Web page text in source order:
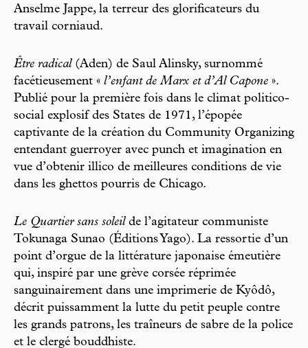
Anselme Jappe, la terreur des glorificateurs du
travail corniaud.
Être radical(Aden) de Saul Alinsky, surnommé
facétieusement « l’enfant de Marx et d’Al Capone ».
Publié pour la première fois dans le climat politico-
social explosif des States de 1971, l’épopée
captivante de la création du Community Organizing
entendant guerroyer avec punch et imagination en
vue d’obtenir illico de meilleures conditions de vie
dans les ghettos pourris de Chicago.
Le Quartier sans soleilde l’agitateur communiste
Tokunaga Sunao (Éditions Yago). La ressortie d’un
point d’orgue de la littérature japonaise émeutière
qui, inspiré par une grève corsée réprimée
sanguinairement dans une imprimerie de Kyôdô,
décrit puissamment la lutte du petit peuple contre
les grands patrons, les traîneurs de sabre de la police
et le clergé bouddhiste.